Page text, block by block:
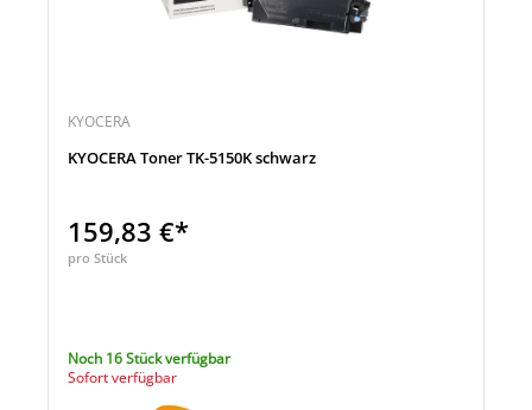
KYOCERA
KYOCERA Toner TK-5150K schwarz
159,83 €*
pro Stück
Noch 16 Stück verfügbar
Sofort verfügbar